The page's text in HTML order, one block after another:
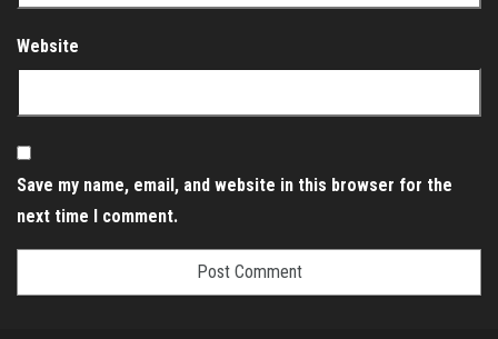
Website
Save my name, email, and website in this browser for the
next time I comment.